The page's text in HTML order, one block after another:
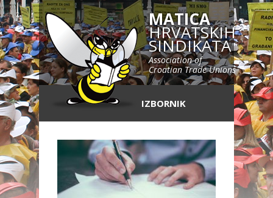
MATICA
HRVATSKIH
SINDIKATA
Association of
Croatian Trade Unions
IZBORNIK